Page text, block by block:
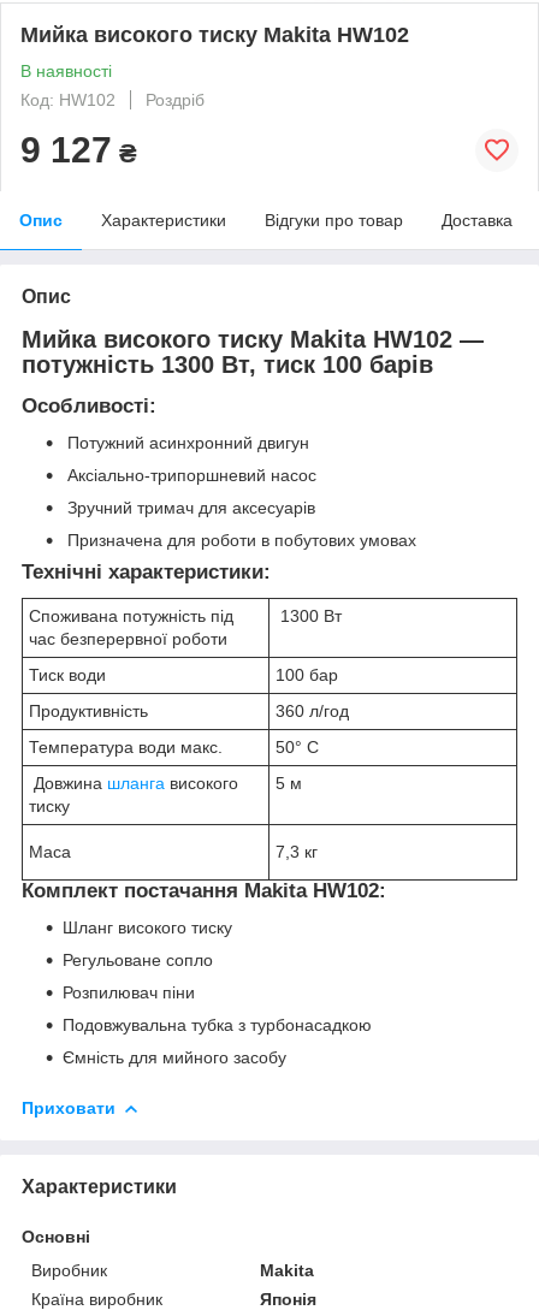
Мийка високого тиску Makita HW102
В наявності
Код: HW102
Роздріб
9 127 ₴
Опис Характеристики Відгуки про товар Доставка
Опис
Мийка високого тиску Makita HW102 —
потужність 1300 Вт, тиск 100 барів
Особливості:
Потужний асинхронний двигун
Аксіально-трипоршневий насос
Зручний тримач для аксесуарів
Призначена для роботи в побутових умовах
Технічні характеристики:
Споживана потужність під
час безперервної роботи
1300 Вт
Тиск води
100 бар
Продуктивність
360 л/год
Температура води макс.
50° C
Довжина шланга високого
тиску
5 м
Маса 7,3 кг
Комплект постачання Makita HW102:
Шланг високого тиску
Регульоване сопло
Розпилювач піни
Подовжувальна тубка з турбонасадкою
Ємність для мийного засобу
Приховати
Характеристики
Основні
Виробник
Makita
Країна виробник
Японія